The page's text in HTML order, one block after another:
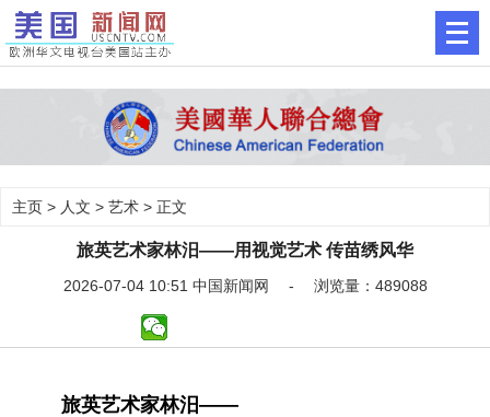
主页 > 人文 > 艺术 > 正文
旅英艺术家林汨——用视觉艺术 传苗绣风华
2026-07-04 10:51 中国新闻网 - 浏览量：489088
旅英艺术家林汨——